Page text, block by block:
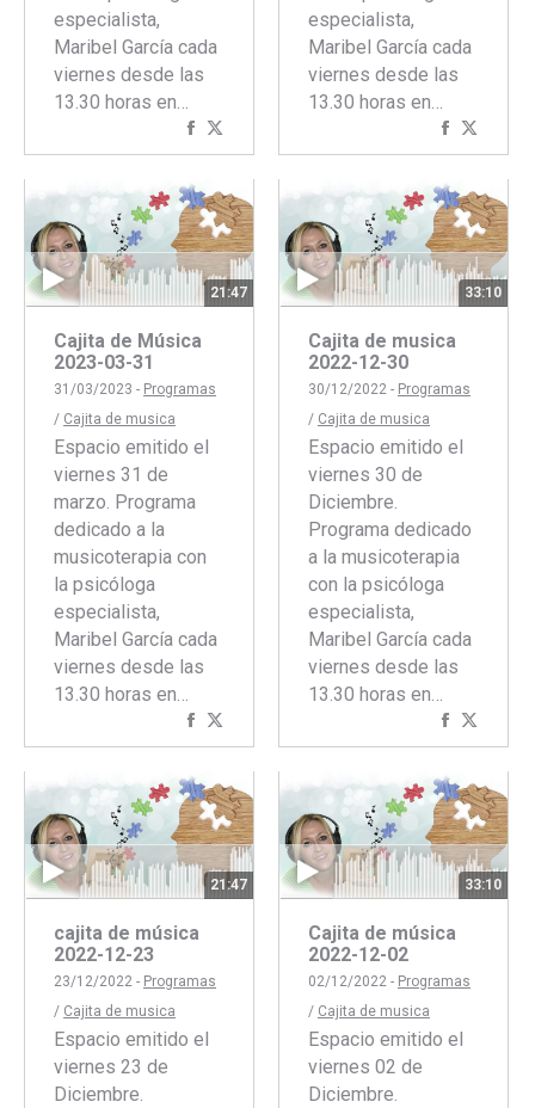
especialista,
Maribel García cada
viernes desde las
13.30 horas en…
Compartir
con
Facebook
con
Twitter
especialista,
Maribel García cada
viernes desde las
13.30 horas en…
Compartir
concon
21:47
Cajita de Música
2023-03-31
31/03/2023 - Programas
/ Cajita de musica
Espacio emitido el
viernes 31 de
marzo. Programa
dedicado a la
musicoterapia con
la psicóloga
especialista,
Maribel García cada
viernes desde las
13.30 horas en…
Compartir
con
Facebook
con
Twitter
33:10
Cajita de musica
2022-12-30
30/12/2022 - Programas
/ Cajita de musica
Espacio emitido el
viernes 30 de
Diciembre.
Programa dedicado
a la musicoterapia
con la psicóloga
especialista,
Maribel García cada
viernes desde las
13.30 horas en…
Compartir
concon
21:47
cajita de música
2022-12-23
23/12/2022 - Programas
/ Cajita de musica
Espacio emitido el
viernes 23 de
Diciembre.
33:10
Cajita de música
2022-12-02
02/12/2022 - Programas
/ Cajita de musica
Espacio emitido el
viernes 02 de
Diciembre.